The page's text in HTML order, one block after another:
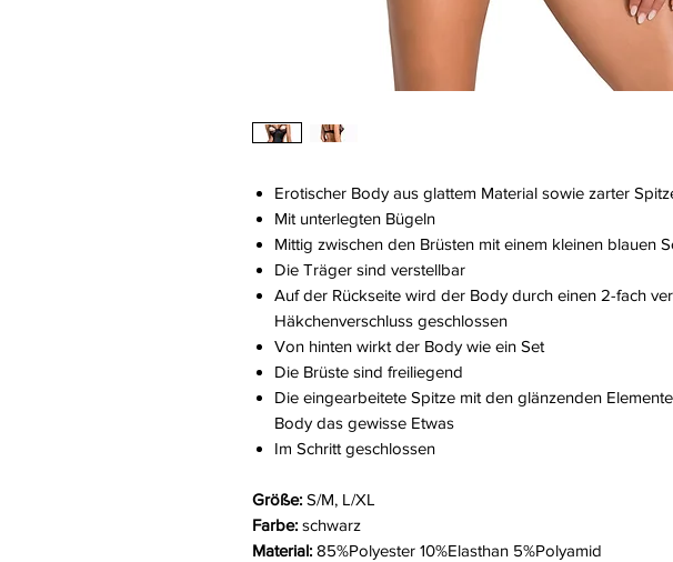
Erotischer Body aus glattem Material sowie zarter
Mit unterlegten Bügeln
Mittig zwischen den Brüsten mit einem kleinen blauen
Die Träger sind verstellbar
Auf der Rückseite wird der Body durch einen 2-fach
Häkchenverschluss geschlossen
Von hinten wirkt der Body wie ein Set
Die Brüste sind freiliegend
Die eingearbeitete Spitze mit den glänzenden
Body das gewisse Etwas
Im Schritt geschlossen
Größe: S/M, L/XL
Farbe: schwarz
Material: 85%Polyester 10%Elasthan 5%Polyamid